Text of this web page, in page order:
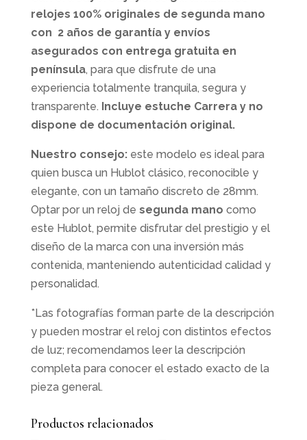
relojes 100% originales de segunda mano
con 2 años de garantía y envíos
asegurados con entrega gratuita en
península, para que disfrute de una
experiencia totalmente tranquila, segura y
transparente. Incluye estuche Carrera y no
dispone de documentación original.
Nuestro consejo:este modelo es ideal para
quien busca un Hublot clásico, reconocible y
elegante, con un tamaño discreto de 28mm.
Optar por un reloj de segunda mano como
este Hublot, permite disfrutar del prestigio y el
diseño de la marca con una inversión más
contenida, manteniendo autenticidad calidad y
personalidad.
*Las fotografías forman parte de la descripción
y pueden mostrar el reloj con distintos efectos
de luz; recomendamos leer la descripción
completa para conocer el estado exacto de la
pieza general.
Productos relacionados